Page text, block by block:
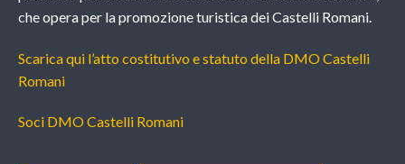
che opera per la promozione turistica dei Castelli Romani.
Scarica qui l’atto costitutivo e statuto della DMO Castelli
Romani
Soci DMO Castelli Romani